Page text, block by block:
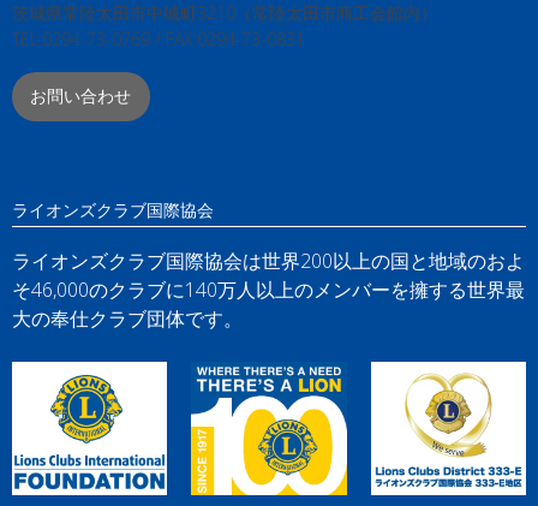
茨城県常陸太田市中城町3210（常陸太田市商工会館内）
TEL:0294-73-0769 / FAX:0294-73-0831
お問い合わせ
ライオンズクラブ国際協会
ライオンズクラブ国際協会は世界200以上の国と地域のおよ
そ46,000のクラブに140万人以上のメンバーを擁する世界最
大の奉仕クラブ団体です。